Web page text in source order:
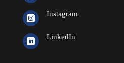

Instagram

LinkedIn